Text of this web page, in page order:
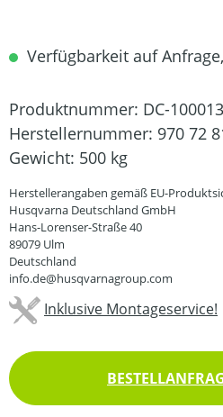
Verfügbarkeit auf
Produktnummer: DC-
Herstellernummer: 970 72
Gewicht: 500 kg
Herstellerangaben gemäß EU-
Husqvarna Deutschland GmbH
Hans-Lorenser-Straße 40
89079 Ulm
Deutschland
info.de@husqvarnagroup.com
Inklusive Montageservice!